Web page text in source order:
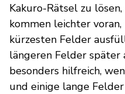
Kakuro-Rätsel zu
kommen leichter
kürzesten Felder
längeren Felder später
besonders hilfreich,
und einige lange